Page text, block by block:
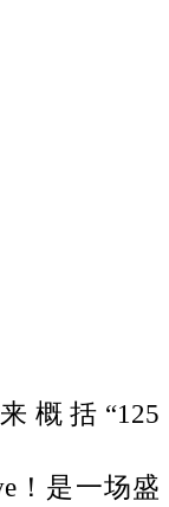
概括“125
！是一场盛